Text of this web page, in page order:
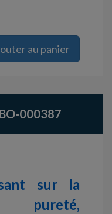
au panier
000387
sur la
pureté,